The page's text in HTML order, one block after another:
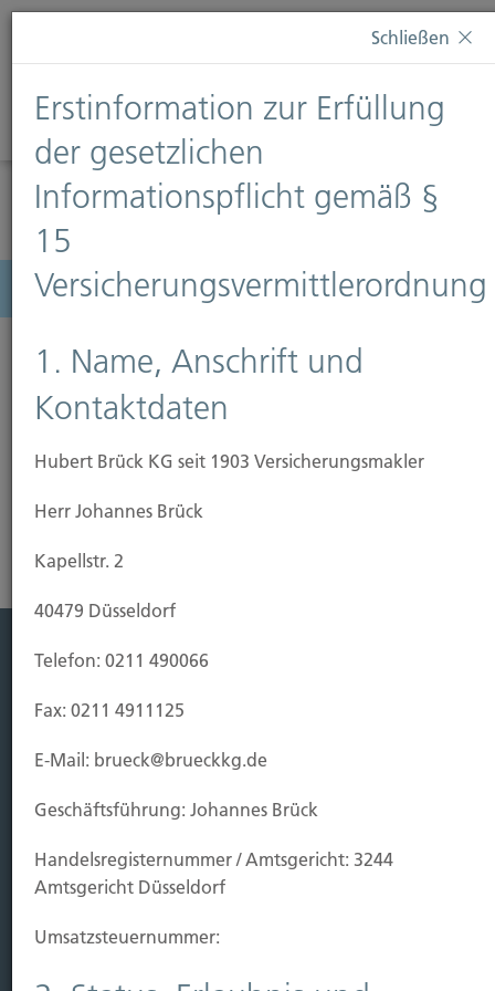
Diese Webseite verwendet Cookies. Wenn Sie weiterhin
Informationen finden Sie auf unserer SeiteDatenschutz
Diese Nachricht nicht erneut anzeigen
Menü
Leben
Vorsorgen
Kauf Grundstück
Baubeginn
Schaden
Schließen
Erstinformation zur Erfüllung
der gesetzlichen
Informationspflicht gemäß §
15
Versicherungsvermittlerordnung
1. Name, Anschrift und
Kontaktdaten
Hubert Brück KG seit 1903 Versicherungsmakler
Herr Johannes Brück
Kapellstr. 2
40479 Düsseldorf
Telefon: 0211 490066
Fax: 0211 4911125
E-Mail: brueck@brueckkg.de
Geschäftsführung: Johannes Brück
Handels­registernummer / Amtsgericht: 3244
Amtsgericht Düsseldorf
Umsatzsteuer­nummer: